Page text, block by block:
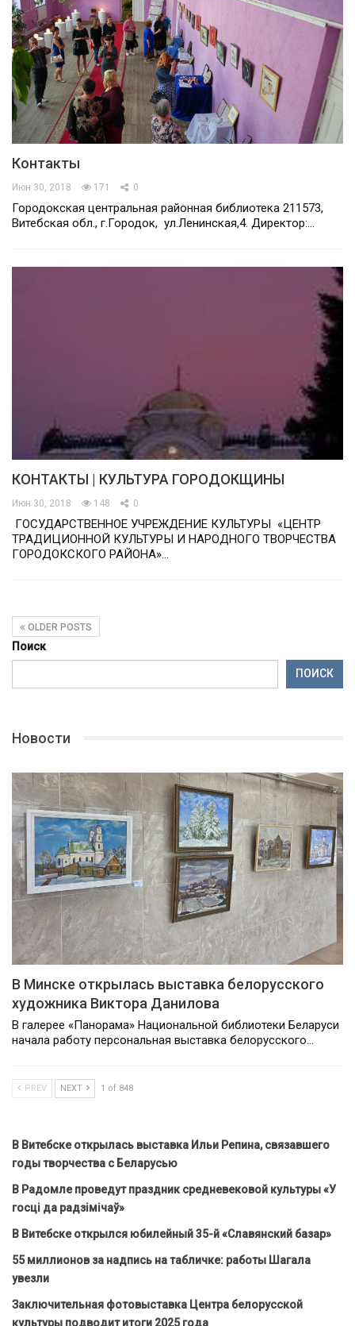
Контакты
Июн 30, 2018 171 0
Городокская центральная районная библиотека 211573,
Витебская обл., г.Городок, ул.Ленинская,4. Директор:…
КОНТАКТЫ | КУЛЬТУРА ГОРОДОКЩИНЫ
Июн 30, 2018 148 0
ГОСУДАРСТВЕННОЕ УЧРЕЖДЕНИЕ КУЛЬТУРЫ «ЦЕНТР
ТРАДИЦИОННОЙ КУЛЬТУРЫ И НАРОДНОГО ТВОРЧЕСТВА
ГОРОДОКСКОГО РАЙОНА»…
OLDER POSTS
Поиск
ПОИСК
Новости
В Минске открылась выставка белорусского
художника Виктора Данилова
В галерее «Панорама» Национальной библиотеки Беларуси
начала работу персональная выставка белорусского…
PREV NEXT 1 of 848
В Витебске открылась выставка Ильи Репина, связавшего
годы творчества с Беларусью
В Радомле проведут праздник средневековой культуры «У
госці да радзімічаў»
В Витебске открылся юбилейный 35-й «Славянский базар»
55 миллионов за надпись на табличке: работы Шагала
увезли
Заключительная фотовыставка Центра белорусской
культуры подводит итоги 2025 года